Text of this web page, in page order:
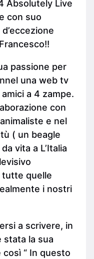
Absolutely Live
con suo
passione per
una web tv
a 4 zampe.
con
e nel
( un beagle
vita a L’Italia
tutte quelle
i nostri
a scrivere, in
stata la sua
“ In questo